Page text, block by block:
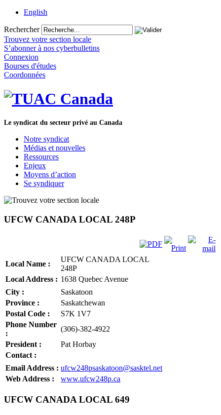
English
Rechercher
Trouvez votre section locale
S’abonner à nos cyberbulletins
Connexion
Bourses d'études
Coordonnées
Le syndicat du secteur privé au Canada
Notre syndicat
Médias et nouvelles
Ressources
Enjeux
Moyens d’action
Se syndiquer
UFCW CANADA LOCAL 248P
Local Name :
UFCW CANADA LOCAL
248P
Local Address : 1638 Quebec Avenue
City :
Saskatoon
Province :
Saskatchewan
Postal Code :
S7K 1V7
Phone Number
:
(306)-382-4922
President :
Pat Horbay
Contact :
Email Address : ufcw248psaskatoon@sasktel.net
Web Address :
www.ufcw248p.ca
UFCW CANADA LOCAL 649